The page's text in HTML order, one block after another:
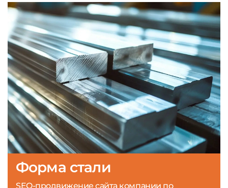
Форма стали
SEO-продвижение сайта компании по